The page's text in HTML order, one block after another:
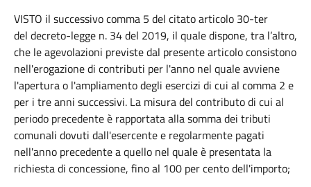
VISTO il successivo comma 5 del citato articolo 30-ter
del decreto-legge n. 34 del 2019, il quale dispone, tra l’altro,
che le agevolazioni previste dal presente articolo consistono
nell'erogazione di contributi per l'anno nel quale avviene
l'apertura o l'ampliamento degli esercizi di cui al comma 2 e
per i tre anni successivi. La misura del contributo di cui al
periodo precedente è rapportata alla somma dei tributi
comunali dovuti dall'esercente e regolarmente pagati
nell'anno precedente a quello nel quale è presentata la
richiesta di concessione, fino al 100 per cento dell'importo;